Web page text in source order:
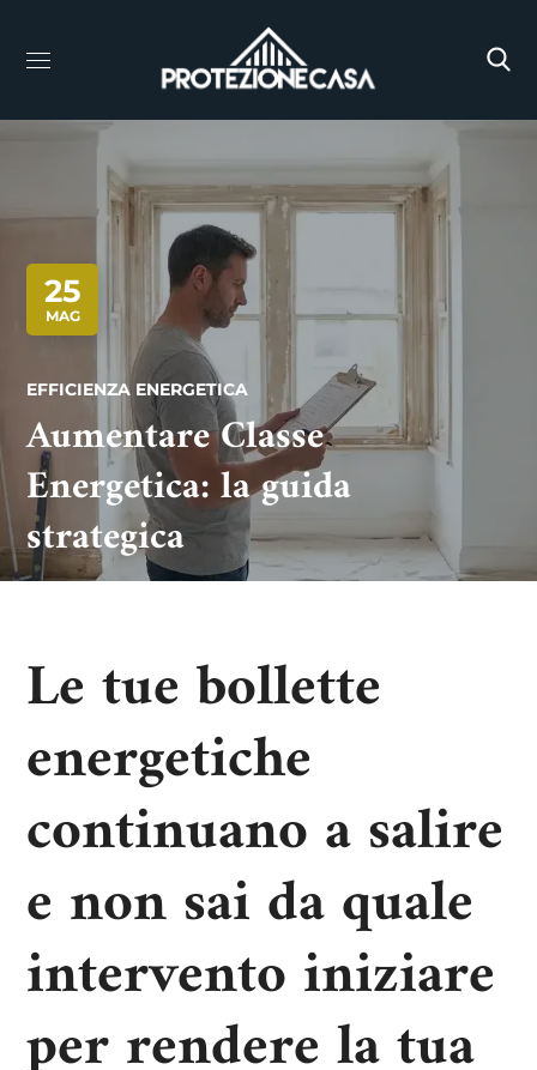
25
MAG
EFFICIENZA ENERGETICA
Aumentare Classe
Energetica: la guida
strategica
Le tue bollette
energetiche
continuano a salire
e non sai da quale
intervento iniziare
per rendere la tua